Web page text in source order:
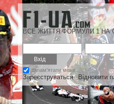
ВСЕ ЖИТТЯ ФОРМУЛИ 1 НА
запам'ятати мене
Зареєструваться Відновити